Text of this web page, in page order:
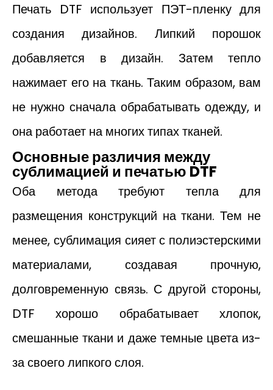
Печать DTF использует ПЭТ-пленку для
создания дизайнов. Липкий порошок
добавляется в дизайн. Затем тепло
нажимает его на ткань. Таким образом, вам
не нужно сначала обрабатывать одежду, и
она работает на многих типах тканей.
Основные различия между
сублимацией и печатью DTF
Оба метода требуют тепла для
размещения конструкций на ткани. Тем не
менее, сублимация сияет с полиэстерскими
материалами, создавая прочную,
долговременную связь. С другой стороны,
DTF хорошо обрабатывает хлопок,
смешанные ткани и даже темные цвета из-
за своего липкого слоя.